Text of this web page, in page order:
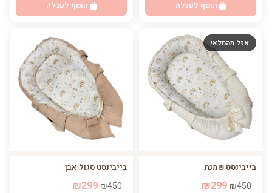
הוסף לעגלה הוסף לעגלה
אזל מהמלאי
בייבינסט שמנת
₪450
בייבינסט סגול אבן
₪450